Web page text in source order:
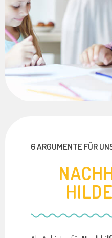
6 ARGUMENTE FÜR